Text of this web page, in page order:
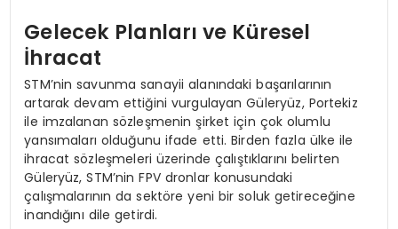
Gelecek Planları ve Küresel
İhracat
STM’nin savunma sanayii alanındaki başarılarının
artarak devam ettiğini vurgulayan Güleryüz, Portekiz
ile imzalanan sözleşmenin şirket için çok olumlu
yansımaları olduğunu ifade etti. Birden fazla ülke ile
ihracat sözleşmeleri üzerinde çalıştıklarını belirten
Güleryüz, STM’nin FPV dronlar konusundaki
çalışmalarının da sektöre yeni bir soluk getireceğine
inandığını dile getirdi.